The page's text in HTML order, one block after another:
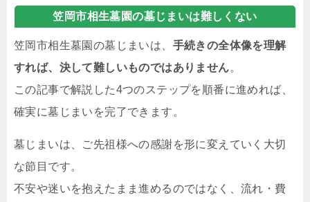
笠岡市相生墓園の墓じまいは難しくない
笠岡市相生墓園の墓じまいは、 手続きの全体像を理解
すれば、決して難しいものではありません。
この記事で解説した4つのステップを順番に進めれば、
確実に墓じまいを完了できます。
墓じまいは、ご先祖様への感謝を形に変えていく大切
な節目です。
不安や迷いを抱えたまま進めるのではなく、流れ・費